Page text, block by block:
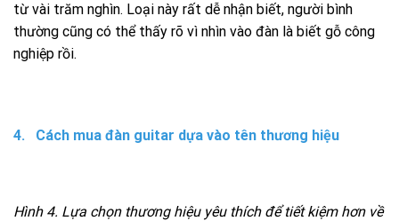
từ vài trăm nghìn. Loại này rất dễ nhận biết, người bình
thường cũng có thể thấy rõ vì nhìn vào đàn là biết gỗ công
nghiệp rồi.
4. Cách mua đàn guitar dựa vào tên thương hiệu
Hình 4. Lựa chọn thương hiệu yêu thích để tiết kiệm hơn về